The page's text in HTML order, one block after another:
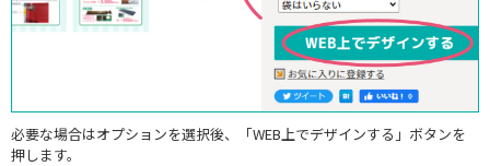
必要な場合はオプションを選択後、「WEB上でデザインする」ボタンを
押します。